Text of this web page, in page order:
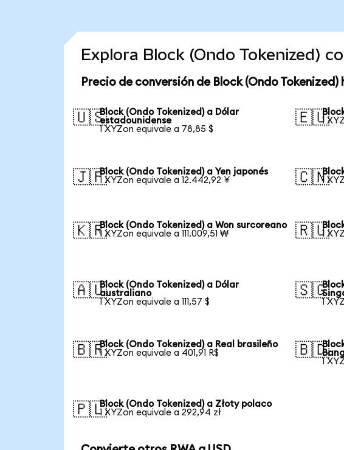
Explora Block (Ondo Tokenized)
Precio de conversión de Block (Ondo Tokenized)
🇺🇸Block (Ondo Tokenized) a Dólar
estadounidense
1 XYZon equivale a 78,85 $
🇪🇺
1
🇯🇵Block (Ondo Tokenized) a Yen japonés
1 XYZon equivale a 12.442,92 ¥
🇨🇳
1
🇰🇷Block (Ondo Tokenized) a Won surcoreano
1 XYZon equivale a 111.009,51 ₩
🇷🇺
1
🇦🇺Block (Ondo Tokenized) a Dólar
australiano
1 XYZon equivale a 111,57 $
🇸🇬
1
🇧🇷Block (Ondo Tokenized) a Real brasileño
1 XYZon equivale a 401,91 R$
🇧🇩
1
🇵🇱Block (Ondo Tokenized) a Złoty polaco
1 XYZon equivale a 292,94 zł